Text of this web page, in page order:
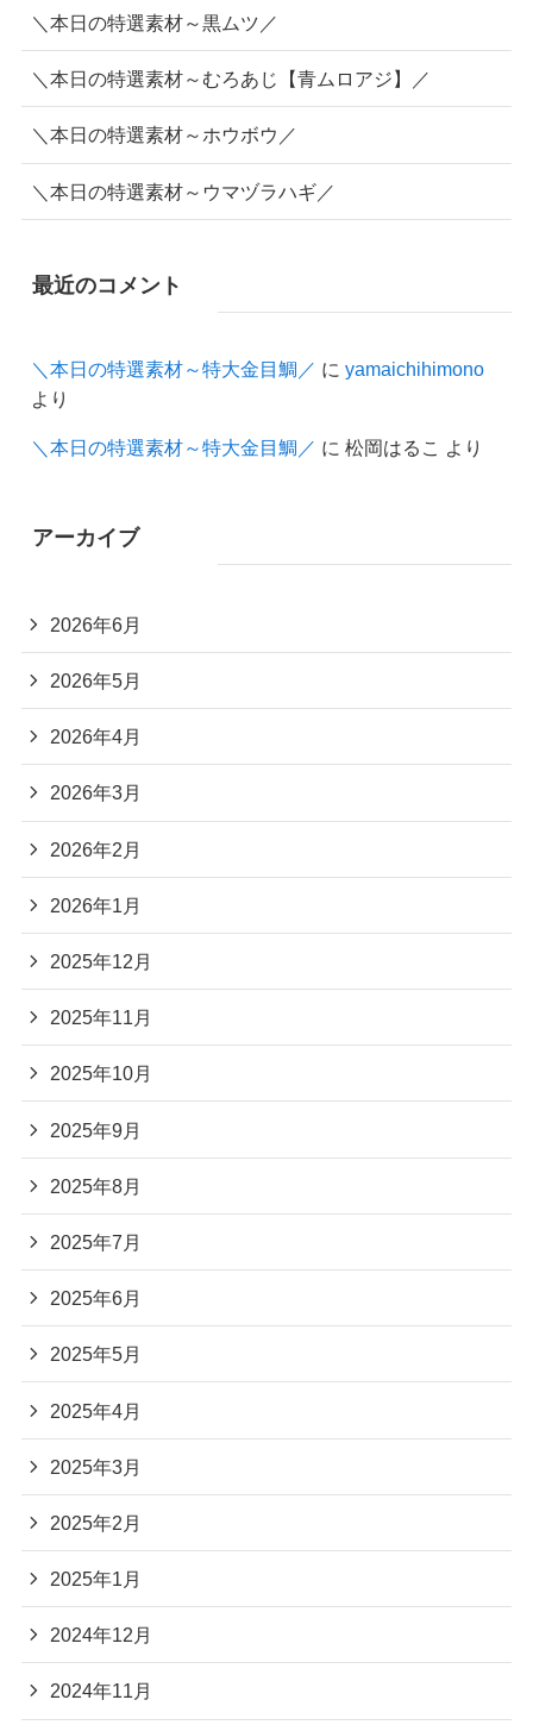
＼本日の特選素材～黒ムツ／
＼本日の特選素材～むろあじ【青ムロアジ】／
＼本日の特選素材～ホウボウ／
＼本日の特選素材～ウマヅラハギ／
最近のコメント
＼本日の特選素材～特大金目鯛／ に yamaichihimono
より
＼本日の特選素材～特大金目鯛／ に 松岡はるこ より
アーカイブ
2026年6月
2026年5月
2026年4月
2026年3月
2026年2月
2026年1月
2025年12月
2025年11月
2025年10月
2025年9月
2025年8月
2025年7月
2025年6月
2025年5月
2025年4月
2025年3月
2025年2月
2025年1月
2024年12月
2024年11月